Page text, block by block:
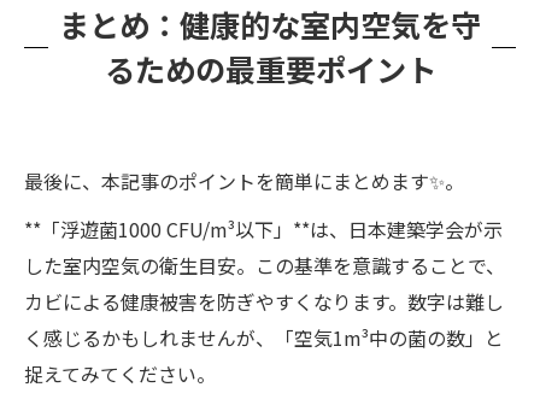
まとめ：健康的な室内空気を守
るための最重要ポイント
最後に、本記事のポイントを簡単にまとめます✨。
**「浮遊菌1000 CFU/m³以下」**は、日本建築学会が示
した室内空気の衛生目安。この基準を意識することで、
カビによる健康被害を防ぎやすくなります。数字は難し
く感じるかもしれませんが、「空気1m³中の菌の数」と
捉えてみてください。